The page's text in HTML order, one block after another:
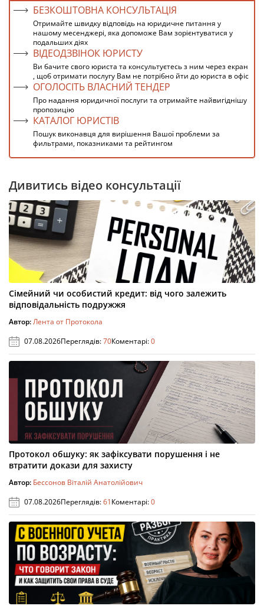
БЕЗКОШТОВНА КОНСУЛЬТАЦІЯ
Отримайте швидку відповідь на юридичне питання у
нашому месенджері, яка допоможе Вам зорієнтуватися у
подальших діях
ВІДЕОДЗВІНОК ЮРИСТУ
Ви бачите свого юриста та консультуєтесь з ним через екран
, щоб отримати послугу Вам не потрібно йти до юриста в офіс
ОГОЛОСІТЬ ВЛАСНИЙ ТЕНДЕР
Про надання юридичної послуги та отримайте найвигіднішу
пропозицію
КАТАЛОГ ЮРИСТІВ
Пошук виконавця для вирішення Вашої проблеми за
фильтрами, показниками та рейтингом
Дивитись відео консультації
Сімейний чи особистий кредит: від чого залежить
відповідальність подружжя
Автор:Лента от Протокола
07.08.2026Переглядів:70Коментарі:0
Протокол обшуку: як зафіксувати порушення і не
втратити докази для захисту
Автор: Бессонов Віталій Анатолійович
07.08.2026Переглядів:61Коментарі:0